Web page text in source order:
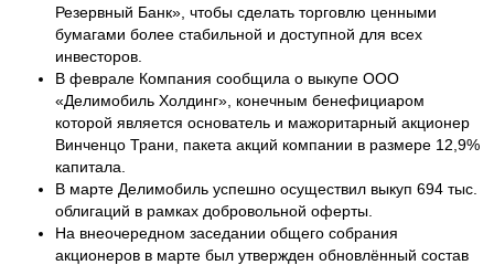
Резервный Банк», чтобы сделать торговлю ценными
бумагами более стабильной и доступной для всех
инвесторов.
В феврале Компания сообщила о выкупе ООО
«Делимобиль Холдинг», конечным бенефициаром
которой является основатель и мажоритарный акционер
Винченцо Трани, пакета акций компании в размере 12,9%
капитала.
В марте Делимобиль успешно осуществил выкуп 694 тыс.
облигаций в рамках добровольной оферты.
На внеочередном заседании общего собрания
акционеров в марте был утвержден обновлённый состав